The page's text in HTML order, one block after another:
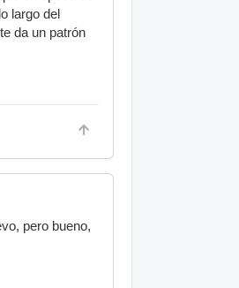
largo del
da un patrón
pero bueno,